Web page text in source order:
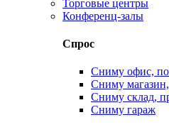
Торговые центры
Конференц-залы
Спрос
Сниму офис,
Сниму
Сниму склад,
Сниму гараж